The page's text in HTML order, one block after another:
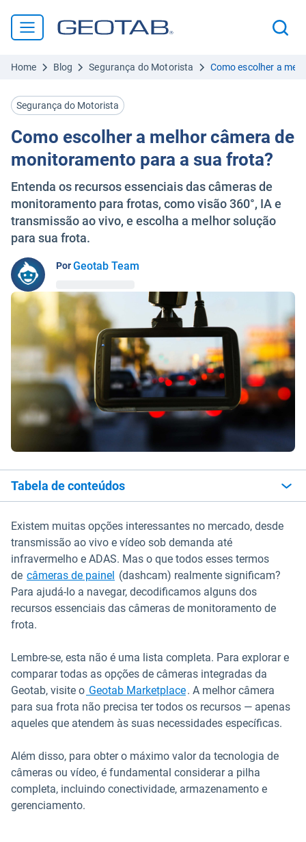
Home Blog Segurança do Motorista Como escolher a
Segurança do Motorista
Como escolher a melhor câmera de
monitoramento para a sua frota?
Entenda os recursos essenciais das câmeras de
monitoramento para frotas, como visão 360°, IA e
transmissão ao vivo, e escolha a melhor solução
para sua frota.
PorGeotab Team
Tabela de conteúdos
Existem muitas opções interessantes no mercado, desde
transmissão ao vivo e vídeo sob demanda até
infravermelho e ADAS. Mas o que todos esses termos
de câmeras de painel (dashcam) realmente significam?
Para ajudá-lo a navegar, decodificamos alguns dos
recursos essenciais das câmeras de monitoramento de
frota.
Lembre-se, esta não é uma lista completa. Para explorar e
comparar todas as opções de câmeras integradas da
Geotab, visite o Geotab MarketplaceAbrir em uma nova
. A melhor câmera
para sua frota não precisa ter todos os recursos — apenas
aqueles que atendem às suas necessidades específicas.
Além disso, para obter o máximo valor da tecnologia de
câmeras ou vídeo, é fundamental considerar a pilha
completa, incluindo conectividade, armazenamento e
gerenciamento.